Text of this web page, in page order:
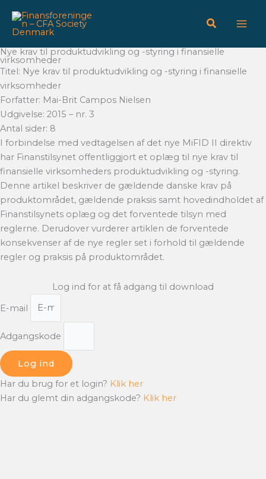
indholdet
Nye krav til produktudvikling og -styring i finansielle
virksomheder
Titel: Nye krav til produktudvikling og -styring i finansielle
virksomheder
Forfatter: Mai-Brit Campos Nielsen
Udgivelse: 2015 – nr. 3
Antal sider: 8
I forbindelse med vedtagelsen af det nye MiFID II direktiv
har Finanstilsynet offentliggjort et oplæg til nye krav til
finansielle virksomheders produktudvikling og -styring.
Denne artikel beskriver de gældende danske krav på
produktområdet, gældende praksis samt hovedindholdet af
Finanstilsynets oplæg og det forventede tilsyn med
reglerne. Derudover vurderer artiklen de forventede
konsekvenser af de nye regler set i forhold til gældende
regler og praksis på produktområdet.
Log ind for at få adgang til download
E-mail
Adgangskode
Log ind
Har du brug for et login? Klik her
Har du glemt din adgangskode? Klik her